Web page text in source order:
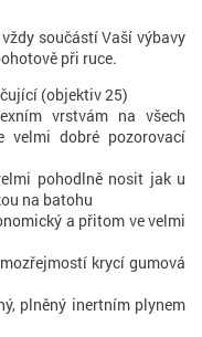
součástí Vaší výbavy
při ruce.
(objektiv 25)
vrstvám na všech
velmi dobré pozorovací
pohodlně nosit jak u
na batohu
a přitom ve velmi
krycí gumová
plněný inertním plynem